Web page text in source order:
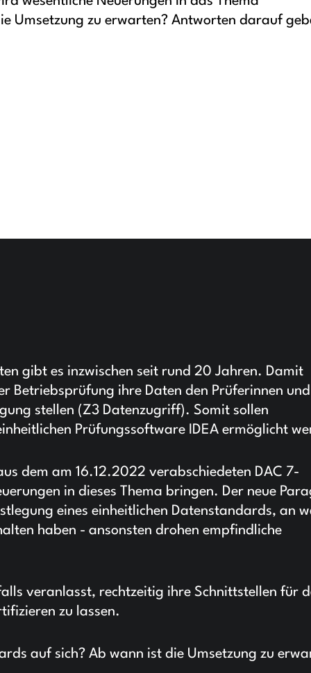
Umsetzung zu erwarten? Antworten darauf
gibt es inzwischen seit rund 20 Jahren. Damit
Betriebsprüfung ihre Daten den Prüferinnen und
stellen (Z3 Datenzugriff). Somit sollen
Prüfungssoftware IDEA ermöglicht
dem am 16.12.2022 verabschiedeten DAC 7-
in dieses Thema bringen. Der neue
eines einheitlichen Datenstandards, an
haben - ansonsten drohen empfindliche
veranlasst, rechtzeitig ihre Schnittstellen für
zu lassen.
auf sich? Ab wann ist die Umsetzung zu